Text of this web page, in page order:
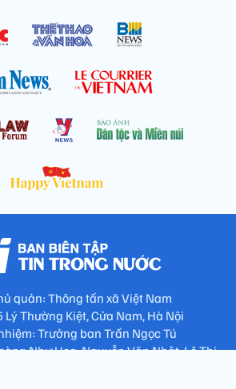
quản: Thông tấn xã Việt Nam
Lý Thường Kiệt, Cửa Nam, Hà Nội
Trưởng ban Trần Ngọc Tú
Như Hoa, Nguyễn Văn Nhật, Lê Thị